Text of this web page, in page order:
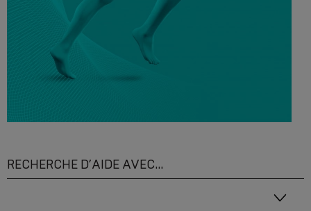
RECHERCHE D’AIDE AVEC...